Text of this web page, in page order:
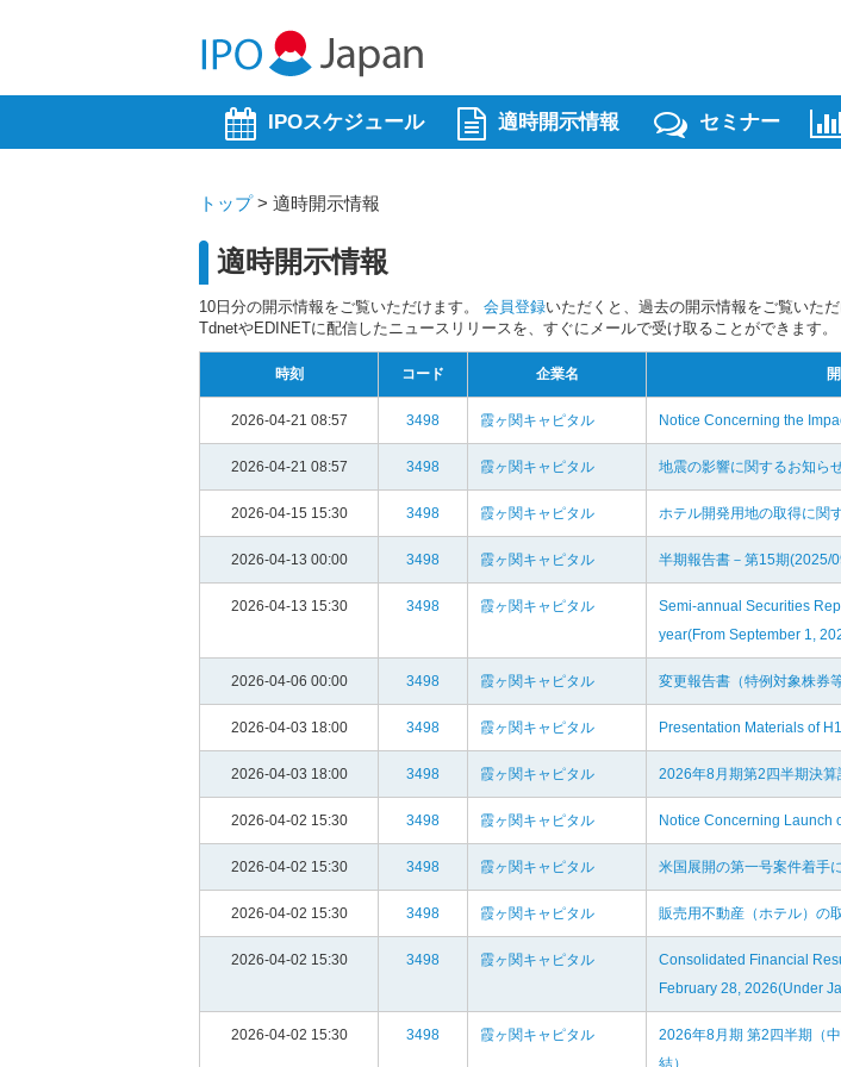
IPOスケジュール 適時開示情報 セミナー
トップ> 適時開示情報
適時開示情報
10日分の開示情報をご覧いただけます。 会員登録いただくと、過去の開示情報をご覧いた
TdnetやEDINETに配信したニュースリリースを、すぐにメールで受け取ることができます。
時刻 コード 企業名
2026-04-21 08:57 3498 霞ヶ関キャピタル Notice Concerning the
2026-04-21 08:57 3498 霞ヶ関キャピタル 地震の影響に関するお知ら
2026-04-15 15:30 3498 霞ヶ関キャピタル ホテル開発用地の取得に関
2026-04-13 00:00 3498 霞ヶ関キャピタル 半期報告書－第15期(2025/
2026-04-13 15:30 3498 霞ヶ関キャピタル
Semi-annual Securities
year(From September 1,
2026-04-06 00:00 3498 霞ヶ関キャピタル 変更報告書（特例対象株券等
2026-04-03 18:00 3498 霞ヶ関キャピタル Presentation Materials of
2026-04-03 18:00 3498 霞ヶ関キャピタル 2026年8月期第2四半期決算
2026-04-02 15:30 3498 霞ヶ関キャピタル Notice Concerning Launch
2026-04-02 15:30 3498 霞ヶ関キャピタル 米国展開の第一号案件着手
2026-04-02 15:30 3498 霞ヶ関キャピタル 販売用不動産（ホテル）の
2026-04-02 15:30 3498 霞ヶ関キャピタル
Consolidated Financial
February 28, 2026(Under
2026-04-02 15:30 3498 霞ヶ関キャピタル
2026年8月期 第2四半期（
結）